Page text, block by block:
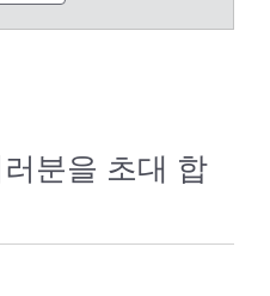
분을 초대 합